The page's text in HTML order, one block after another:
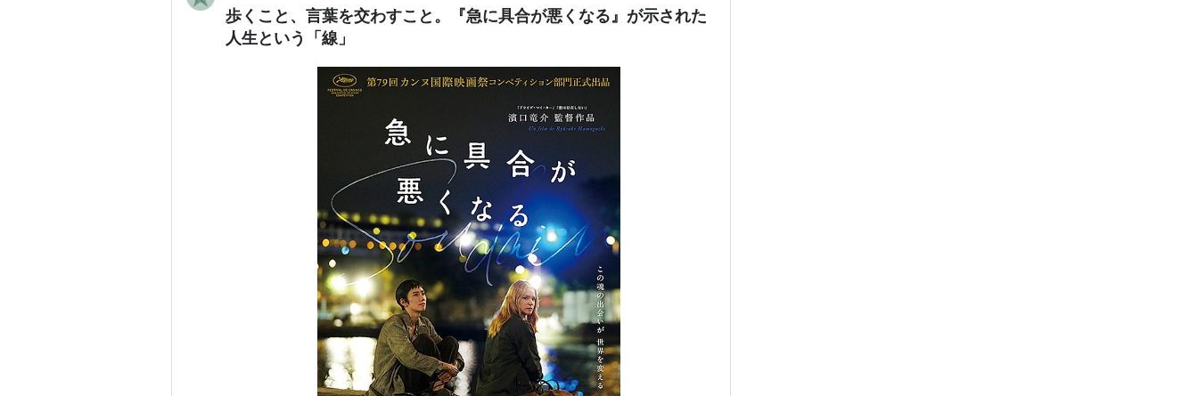
歩くこと、言葉を交わすこと。『急に具合が悪くなる』が示された
人生という「線」